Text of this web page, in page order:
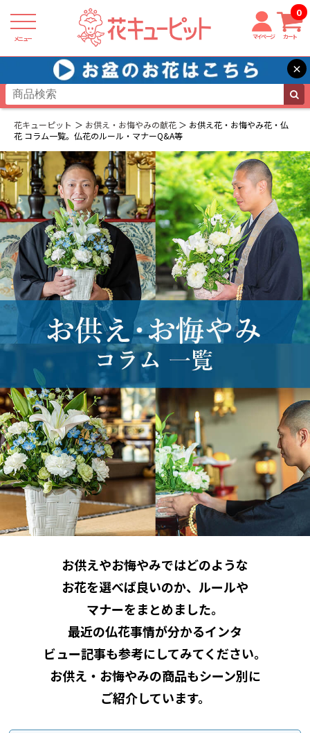
メニュー マイページ カート
0
×
花キューピット お供え・お悔やみの献花
お供え花・お悔やみ花・仏
花 コラム一覧。仏花のルール・マナーQ&A等
お供えやお悔やみではどのような
お花を選べば良いのか、ルールや
マナーをまとめました。
最近の仏花事情が分かるインタ
ビュー記事も参考にしてみてください。
お供え・お悔やみの商品もシーン別に
ご紹介しています。